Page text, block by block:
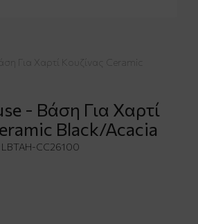
Για Χαρτί Κουζίνας Ceramic
- Βάση Για Χαρτί
Black/Acacia
LBTAH-CC26100